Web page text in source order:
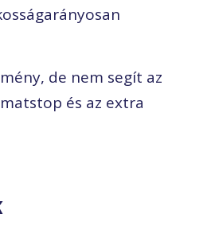
de nem segít az
és az extra